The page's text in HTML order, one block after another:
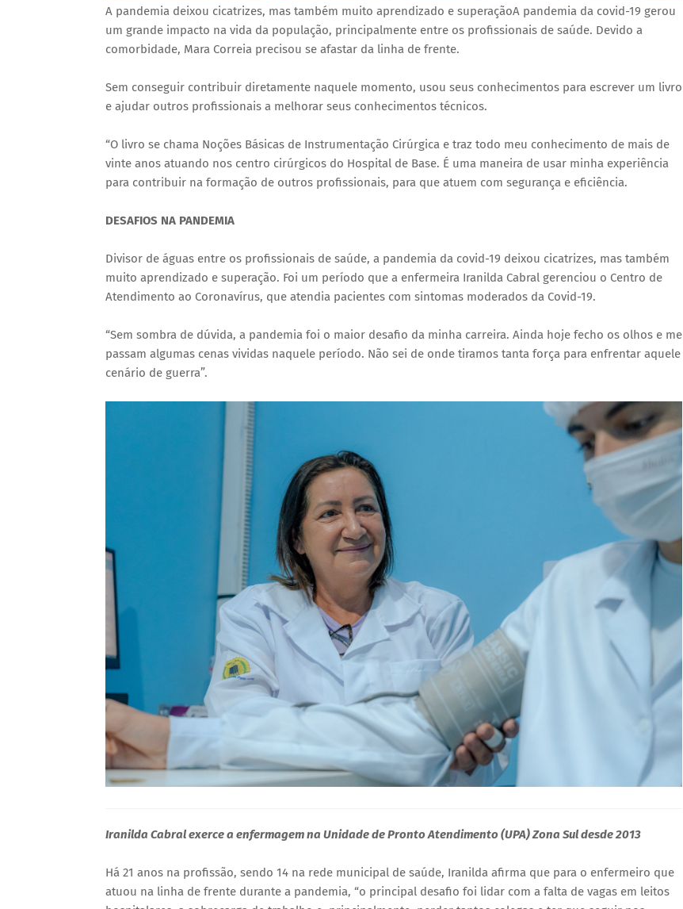
A pandemia deixou cicatrizes, mas também muito aprendizado e superaçãoA pandemia da covid-19 gerou
um grande impacto na vida da população, principalmente entre os profissionais de saúde. Devido a
comorbidade, Mara Correia precisou se afastar da linha de frente.
Sem conseguir contribuir diretamente naquele momento, usou seus conhecimentos para escrever um livro
e ajudar outros profissionais a melhorar seus conhecimentos técnicos.
“O livro se chama Noções Básicas de Instrumentação Cirúrgica e traz todo meu conhecimento de mais de
vinte anos atuando nos centro cirúrgicos do Hospital de Base. É uma maneira de usar minha experiência
para contribuir na formação de outros profissionais, para que atuem com segurança e eficiência.
DESAFIOS NA PANDEMIA
Divisor de águas entre os profissionais de saúde, a pandemia da covid-19 deixou cicatrizes, mas também
muito aprendizado e superação. Foi um período que a enfermeira Iranilda Cabral gerenciou o Centro de
Atendimento ao Coronavírus, que atendia pacientes com sintomas moderados da Covid-19.
“Sem sombra de dúvida, a pandemia foi o maior desafio da minha carreira. Ainda hoje fecho os olhos e me
passam algumas cenas vividas naquele período. Não sei de onde tiramos tanta força para enfrentar aquele
cenário de guerra”.
Iranilda Cabral exerce a enfermagem na Unidade de Pronto Atendimento (UPA) Zona Sul desde 2013
Há 21 anos na profissão, sendo 14 na rede municipal de saúde, Iranilda afirma que para o enfermeiro que
atuou na linha de frente durante a pandemia, “o principal desafio foi lidar com a falta de vagas em leitos